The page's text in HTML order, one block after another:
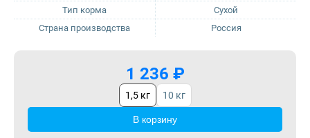
Royal Canin
1 236 ₽
1,5 кг 10 кг
В корзину
Тип корма
Сухой
Страна производства
Россия